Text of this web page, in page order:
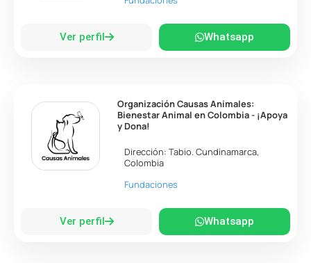
Ver perfil Whatsapp
Organización Causas Animales:
Bienestar Animal en Colombia - ¡Apoya
y Dona!
Dirección:Tabio.Cundinamarca,
Colombia
Fundaciones
Ver perfil Whatsapp